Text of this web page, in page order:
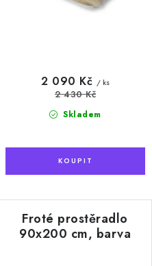
Skladem
2 090 Kč / ks
2 430 Kč
Froté prostěradlo
90x200 cm, barva